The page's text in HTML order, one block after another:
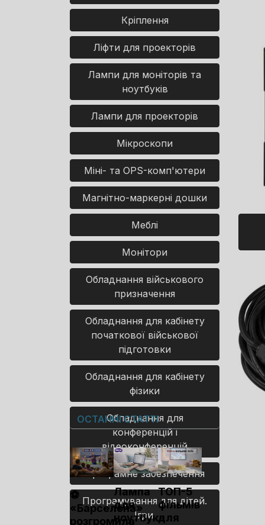
Кріплення
Ліфти для проекторів
Лампи для моніторів та
ноутбуків
Лампи для проекторів
Мікроскопи
Міні- та OPS-комп'ютери
Магнітно-маркерні дошки
Меблі
Монітори
Обладнання військового
призначення
Обладнання для кабінету
початкової військової
підготовки
Обладнання для кабінету
фізики
Обладнання для
конференцій і
відеоконференцій
Програмне забезпечення
Програмування для дітей.
Ігри.
ОСТАННІ СТАТТІ
⚽
«Барселона»
розгромила
Лампа
для
ноутбука
ТОП-5
фільмів
для